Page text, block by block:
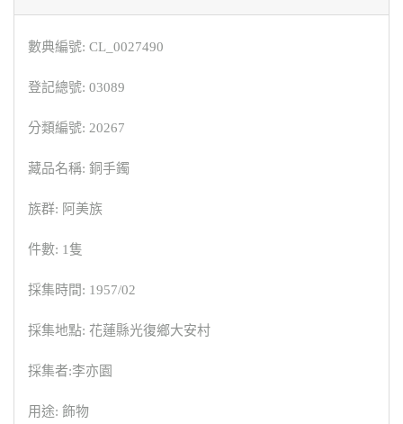
數典編號: CL_0027490
登記總號: 03089
分類編號: 20267
藏品名稱: 銅手鐲
族群: 阿美族
件數: 1隻
採集時間: 1957/02
採集地點: 花蓮縣光復鄉大安村
採集者:李亦園
用途: 飾物